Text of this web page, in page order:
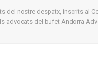
del nostre despatx, inscrits al
advocats del bufet Andorra